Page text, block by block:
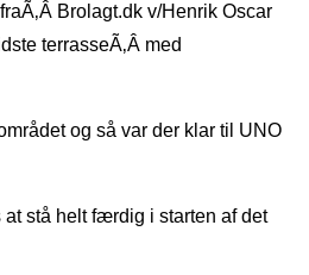
Brolagt.dk v/Henrik Oscar
terrasseÃ‚Â med
og så var der klar til UNO
at stå helt færdig i starten af det